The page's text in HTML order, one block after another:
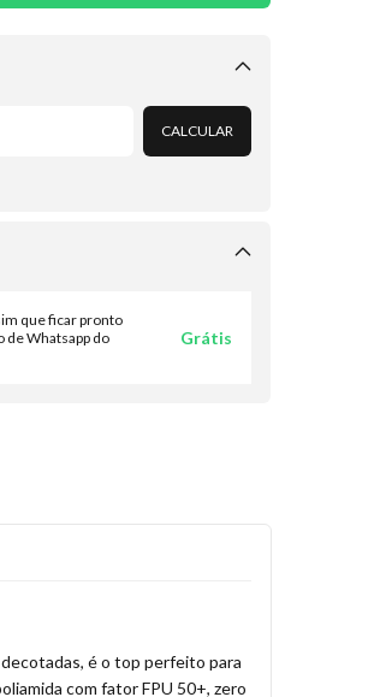
Alterar CEP
CALCULAR
que ficar pronto
Whatsapp do
Grátis
é o top perfeito para
com fator FPU 50+, zero